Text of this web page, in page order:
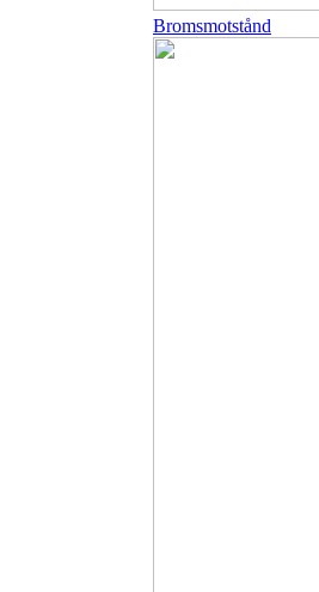
Bromsmotstånd